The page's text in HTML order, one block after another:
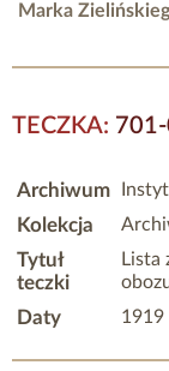
Marka
TECZKA:
Archiwum
Kolekcja
Tytuł
teczki
Lista
Daty 1919